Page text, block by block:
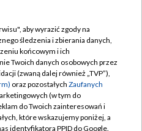
TVP
zgody
aby wyrazić zgody na
śledzenia i zbierania danych,
końcowym i ich
Twoich danych osobowych przez
(zwaną dalej również „TVP”),
oraz pozostałych Zaufanych
(w tym do
do Twoich zainteresowań i
które wskazujemy poniżej, a
identyfikatora PPID do Google.